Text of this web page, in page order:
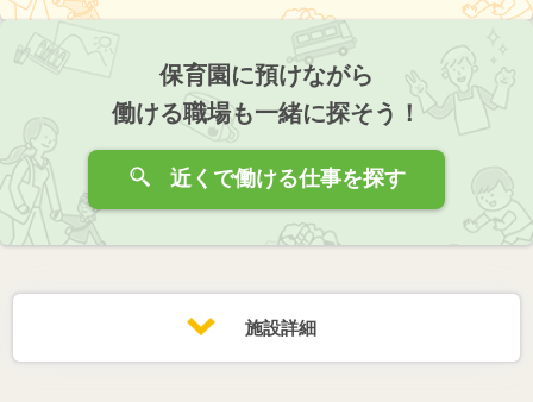
保育園に預けながら
働ける職場も一緒に探そう！
近くで働ける仕事を探す
施設詳細